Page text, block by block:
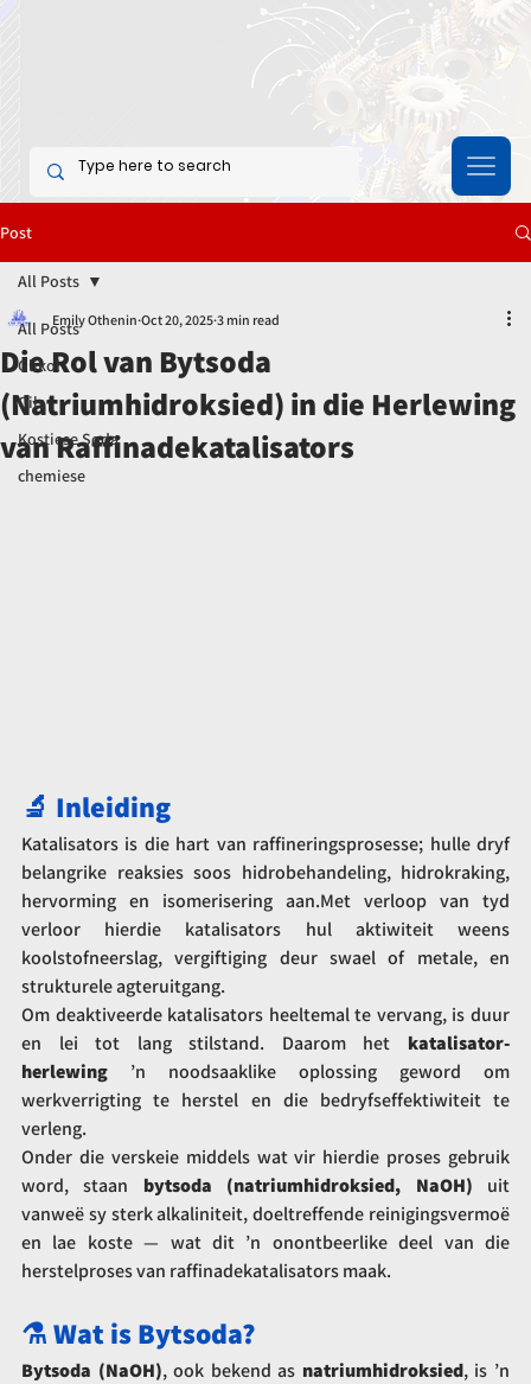
Post
All Posts
Glikol
Oils
Kostiese Soda
chemiese
All Posts
Die Rol van Bytsoda
(Natriumhidroksied) in die Herlewing
van Raffinadekatalisators
Emily Othenin Oct 20, 2025 3 min read
🔬 Inleiding
Katalisators is die hart van raffineringsprosesse; hulle dryf
belangrike reaksies soos hidrobehandeling, hidrokraking,
hervorming en isomerisering aan.Met verloop van tyd
verloor hierdie katalisators hul aktiwiteit weens
koolstofneerslag, vergiftiging deur swael of metale, en
strukturele agteruitgang.
Om deaktiveerde katalisators heeltemal te vervang, is duur
en lei tot lang stilstand. Daarom het katalisator-
herlewing ’n noodsaaklike oplossing geword om
werkverrigting te herstel en die bedryfseffektiwiteit te
verleng.
Onder die verskeie middels wat vir hierdie proses gebruik
word, staan bytsoda (natriumhidroksied, NaOH) uit
vanweë sy sterk alkaliniteit, doeltreffende reinigingsvermoë
en lae koste — wat dit ’n onontbeerlike deel van die
herstelproses van raffinadekatalisators maak.
⚗️ Wat is Bytsoda?
Bytsoda (NaOH), ook bekend as natriumhidroksied, is ’n